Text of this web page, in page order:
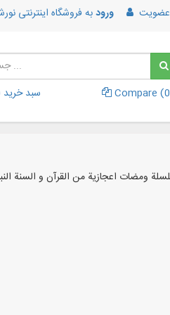
ورودبه فروشگاه اینترنتی عضویت
سبد Compare (0